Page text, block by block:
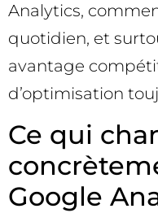
Analytics,
quotidien, et
avantage
d’optimisation
Ce qui
Google